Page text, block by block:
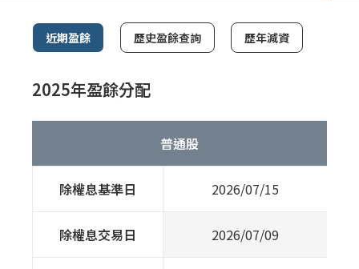
近期盈餘 歷史盈餘查詢 歷年減資
2025年盈餘分配
普通股
除權息基準日 2026/07/15
除權息交易日 2026/07/09